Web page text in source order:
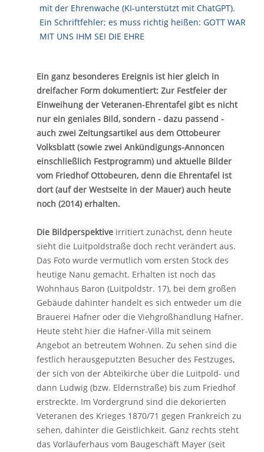
Ein ganz besonderes Ereignis ist hier gleich in
dreifacher Form dokumentiert: Zur Festfeier der
Einweihung der Veteranen-Ehrentafel gibt es nicht
nur ein geniales Bild, sondern - dazu passend -
auch zwei Zeitungsartikel aus dem Ottobeurer
Volksblatt (sowie zwei Ankündigungs-Annoncen
einschließlich Festprogramm) und aktuelle Bilder
vom Friedhof Ottobeuren, denn die Ehrentafel ist
dort (auf der Westseite in der Mauer) auch heute
noch (2014) erhalten.
Die Bildperspektive irritiert zunächst, denn heute
sieht die Luitpoldstraße doch recht verändert aus.
Das Foto wurde vermutlich vom ersten Stock des
heutige Nanu gemacht. Erhalten ist noch das
Wohnhaus Baron (Luitpoldstr. 17), bei dem großen
Gebäude dahinter handelt es sich entweder um die
Brauerei Hafner oder die Viehgroßhandlung Hafner.
Heute steht hier die Hafner-Villa mit seinem
Angebot an betreutem Wohnen. Zu sehen sind die
festlich herausgeputzten Besucher des Festzuges,
der sich von der Abteikirche über die Luitpold- und
dann Ludwig (bzw. Eldernstraße) bis zum Friedhof
erstreckte. Im Vordergrund sind die dekorierten
Veteranen des Krieges 1870/71 gegen Frankreich zu
sehen, dahinter die Geistlichkeit. Ganz rechts steht
das Vorläuferhaus vom Baugeschäft Mayer (seit